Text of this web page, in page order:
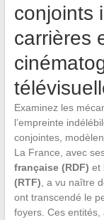
conjoints
carrières
Examinez les
l’empreinte
conjointes,
La France, avec
française (RDF) et
(RTF) , a vu naître
ont transcendé le
foyers. Ces